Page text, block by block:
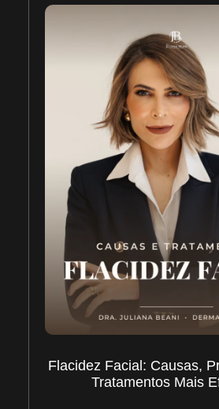
Flacidez Facial: Causas,
Tratamentos Mais